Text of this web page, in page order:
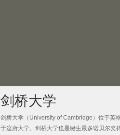
剑桥大学
剑桥大学（University of Cambridge）位于英
于这所大学。剑桥大学也是诞生最多诺贝尔